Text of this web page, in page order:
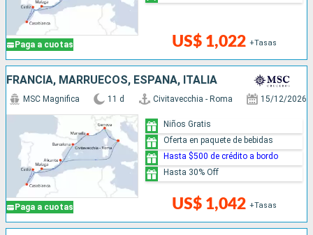
Paga a cuotas US$ 1,022 +Tasas
FRANCIA, MARRUECOS, ESPAÑA, ITALIA
Paga a cuotas
MSC Magnifica 11 d Civitavecchia - Roma 15/12/2026
US$ 1,042 +Tasas
Niños Gratis
Oferta en paquete de bebidas
Hasta $500 de crédito a bordo
Hasta 30% Off